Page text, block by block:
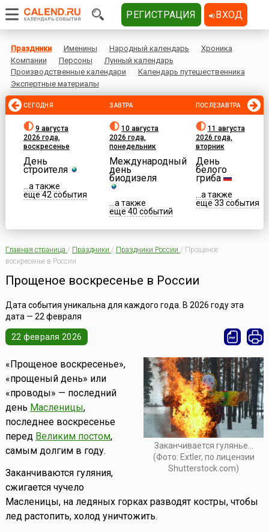
Праздники Именины Народный календарь
Хроника
Компании
Персоны
Лунный календарь
Производственные календари
Календарь путешественника
Экспертные материалы
СЕГОДНЯ
9 августа
2026 года,
воскресенье
День
строителя
...а также
еще 42 события
ЗАВТРА
10 августа
2026 года,
понедельник
Международный
день
биодизеля
...а также
еще 40 событий
ПОСЛЕЗАВТРА
11 августа
2026 года,
вторник
День
белого
гриба
...а также
еще 33 события
Главная страница / Праздники / Праздники России / Прощеное
воскресенье в России
Прощеное воскресенье в России
Дата события уникальна для каждого года. В 2026 году эта
дата — 22 февраля
22 февраля 2026
Заканчивается гулянье...
(Фото: Extler, по лицензии
Shutterstock.com)
«Прощеное воскресенье»,
«прощеный день» или
«проводы» — последний
день Масленицы,
последнее воскресенье
перед Великим постом,
самым долгим в году.
Заканчиваются гуляния,
сжигается чучело
Масленицы, на ледяных горках разводят костры, чтобы
лед растопить, холод уничтожить.
РЕГИСТРАЦИЯ ВХОД